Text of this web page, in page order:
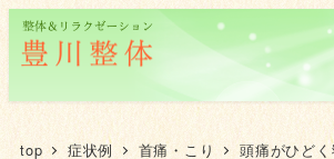
top 症状例 首痛・こり 頭痛がひど